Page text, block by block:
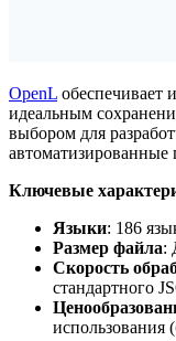
OpenL обеспечивает
идеальным
выбором для
автоматизированные
Ключевые
Языки: 186
Размер файла:
Скорость
стандартного
использования